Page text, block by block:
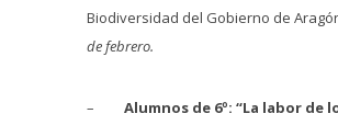
Biodiversidad del Gobierno de
de febrero.
– Alumnos de 6º: “La labor de